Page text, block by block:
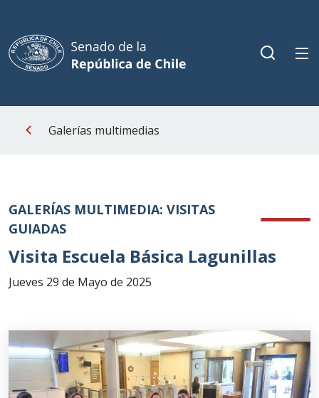
Galerías multimedias
GALERÍAS MULTIMEDIA: VISITAS
GUIADAS
Visita Escuela Básica Lagunillas
Jueves 29 de Mayo de 2025